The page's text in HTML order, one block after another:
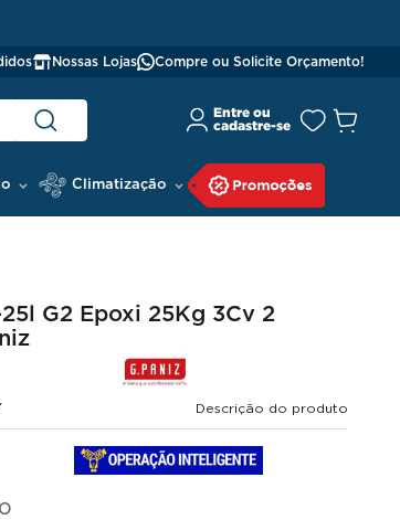
Nossas Lojas Compre ou Solicite Orçamento!
Climatização
G2 Epoxi 25Kg 3Cv 2
Descrição do produto